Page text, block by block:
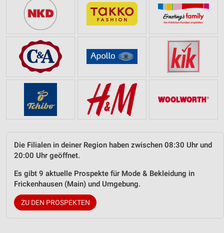
Die Filialen in deiner Region haben zwischen 08:30 Uhr und
20:00 Uhr geöffnet.
Es gibt 9 aktuelle Prospekte für Mode & Bekleidung in
Frickenhausen (Main) und Umgebung.
ZU DEN PROSPEKTEN